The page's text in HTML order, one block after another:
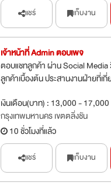
แชร์ เก็บงาน
เจ้าหน้าที่ Admin ตอบเพจ
ตอบแชทลูกค้า ผ่าน Social Media
ลูกค้าเบื้องต้น ประสานงานฝ่ายที่เกี่
เงินเดือน(บาท) : 13,000 - 17,000
กรุงเทพมหานคร เขตตลิ่งชัน
10 ชั่วโมงที่แล้ว
แชร์ เก็บงาน